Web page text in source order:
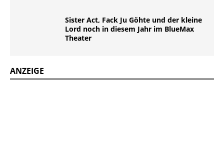
Sister Act, Fack Ju Göhte und der kleine
Lord noch in diesem Jahr im BlueMax
Theater
ANZEIGE